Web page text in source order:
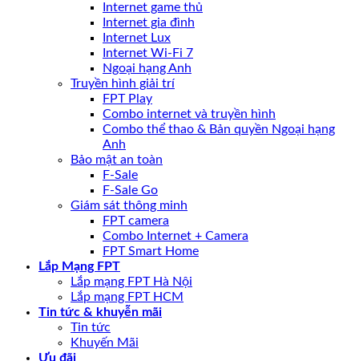
Internet game thủ
Internet gia đình
Internet Lux
Internet Wi-Fi 7
Ngoại hạng Anh
Truyền hình giải trí
FPT Play
Combo internet và truyền hình
Combo thể thao & Bản quyền Ngoại hạng
Anh
Bảo mật an toàn
F-Sale
F-Sale Go
Giám sát thông minh
FPT camera
Combo Internet + Camera
FPT Smart Home
Lắp Mạng FPT
Lắp mạng FPT Hà Nội
Lắp mạng FPT HCM
Tin tức & khuyễn mãi
Tin tức
Khuyến Mãi
Ưu đãi